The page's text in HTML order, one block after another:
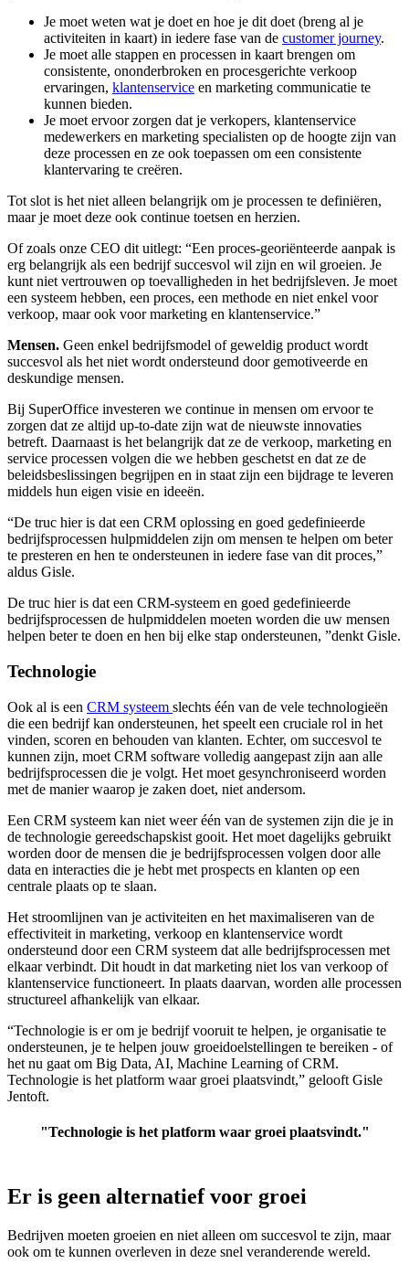
Je moet weten wat je doet en hoe je dit doet (breng al je
activiteiten in kaart) in iedere fase van de customer journey.
Je moet alle stappen en processen in kaart brengen om
consistente, ononderbroken en procesgerichte verkoop
ervaringen, klantenservice en marketing communicatie te
kunnen bieden.
Je moet ervoor zorgen dat je verkopers, klantenservice
medewerkers en marketing specialisten op de hoogte zijn van
deze processen en ze ook toepassen om een consistente
klantervaring te creëren.
Tot slot is het niet alleen belangrijk om je processen te definiëren,
maar je moet deze ook continue toetsen en herzien.
Of zoals onze CEO dit uitlegt: “Een proces-georiënteerde aanpak is
erg belangrijk als een bedrijf succesvol wil zijn en wil groeien. Je
kunt niet vertrouwen op toevalligheden in het bedrijfsleven. Je moet
een systeem hebben, een proces, een methode en niet enkel voor
verkoop, maar ook voor marketing en klantenservice.”
Mensen. Geen enkel bedrijfsmodel of geweldig product wordt
succesvol als het niet wordt ondersteund door gemotiveerde en
deskundige mensen.
Bij SuperOffice investeren we continue in mensen om ervoor te
zorgen dat ze altijd up-to-date zijn wat de nieuwste innovaties
betreft. Daarnaast is het belangrijk dat ze de verkoop, marketing en
service processen volgen die we hebben geschetst en dat ze de
beleidsbeslissingen begrijpen en in staat zijn een bijdrage te leveren
middels hun eigen visie en ideeën.
“De truc hier is dat een CRM oplossing en goed gedefinieerde
bedrijfsprocessen hulpmiddelen zijn om mensen te helpen om beter
te presteren en hen te ondersteunen in iedere fase van dit proces,”
aldus Gisle.
De truc hier is dat een CRM-systeem en goed gedefinieerde
bedrijfsprocessen de hulpmiddelen moeten worden die uw mensen
helpen beter te doen en hen bij elke stap ondersteunen, ”denkt Gisle.
Technologie
Ook al is een CRM systeem slechts één van de vele technologieën
die een bedrijf kan ondersteunen, het speelt een cruciale rol in het
vinden, scoren en behouden van klanten. Echter, om succesvol te
kunnen zijn, moet CRM software volledig aangepast zijn aan alle
bedrijfsprocessen die je volgt. Het moet gesynchroniseerd worden
met de manier waarop je zaken doet, niet andersom.
Een CRM systeem kan niet weer één van de systemen zijn die je in
de technologie gereedschapskist gooit. Het moet dagelijks gebruikt
worden door de mensen die je bedrijfsprocessen volgen door alle
data en interacties die je hebt met prospects en klanten op een
centrale plaats op te slaan.
Het stroomlijnen van je activiteiten en het maximaliseren van de
effectiviteit in marketing, verkoop en klantenservice wordt
ondersteund door een CRM systeem dat alle bedrijfsprocessen met
elkaar verbindt. Dit houdt in dat marketing niet los van verkoop of
klantenservice functioneert. In plaats daarvan, worden alle processen
structureel afhankelijk van elkaar.
“Technologie is er om je bedrijf vooruit te helpen, je organisatie te
ondersteunen, je te helpen jouw groeidoelstellingen te bereiken - of
het nu gaat om Big Data, AI, Machine Learning of CRM.
Technologie is het platform waar groei plaatsvindt,” gelooft Gisle
Jentoft.
"Technologie is het platform waar groei plaatsvindt."
Er is geen alternatief voor groei
Bedrijven moeten groeien en niet alleen om succesvol te zijn, maar
ook om te kunnen overleven in deze snel veranderende wereld.